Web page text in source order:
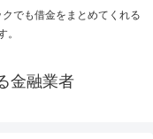
でも借金をまとめてくれる
。
金融業者